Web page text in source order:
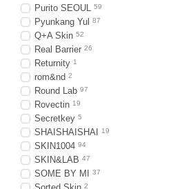
Purito SEOUL 59
Pyunkang Yul 87
Q+A Skin 52
Real Barrier 26
Returnity 1
rom&nd 2
Round Lab 97
Rovectin 19
Secretkey 5
SHAISHAISHAI 19
SKIN1004 94
SKIN&LAB 47
SOME BY MI 37
2